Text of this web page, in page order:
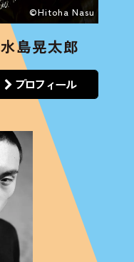
©Hitoha Nasu
水島晃太郎
プロフィール